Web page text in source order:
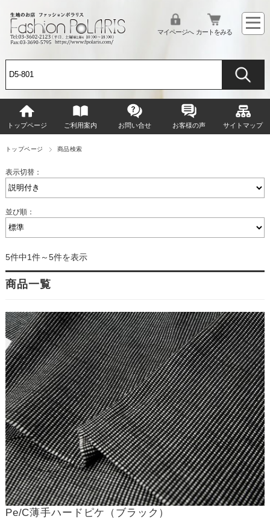
マイページへ カートをみる
トップページ ご利用案内 お問い合せ お客様の声 サイトマップ
トップページ 商品検索
表示切替：
並び順：
5件中1件～5件を表示
商品一覧
Pe/C薄手ハードピケ（ブラック）